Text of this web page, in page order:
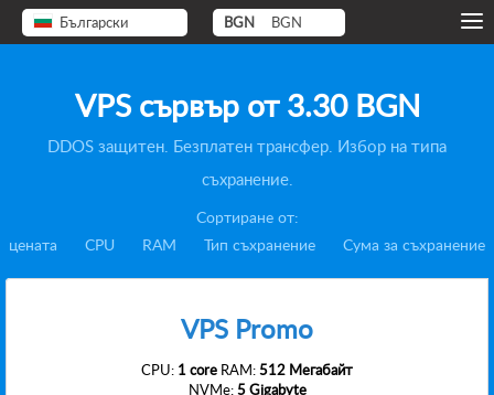
Български BGN BGN
VPS сървър от3.30 BGN
DDOS защитен. Безплатен трансфер. Избор на типа
съхранение.
Сортиране от:
цената
CPU RAM Тип съхранение Сума за съхранение
VPS Promo
CPU: 1 core RAM:512 Мегабайт
NVMe:5 Gigabyte